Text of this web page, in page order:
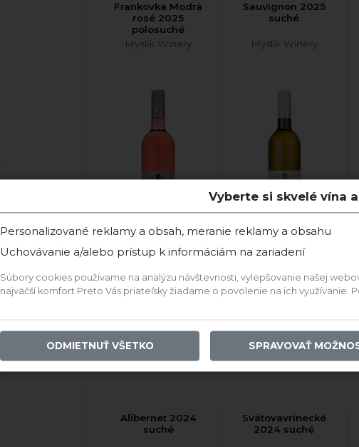
Frankovka Modrá
rosé 2025
polosuché
Myslík Winery
2025 Frankovka
Modrá
Sauvignon 2025
suché
Myslík Winery
2025 Sauvignon
Blanc
Alibernet 2024
suché
Svätovavrinecké
2024 suché
Vyberte si skvelé vína
Personalizované reklamy a obsah, meranie reklamy a obsahu
Uchovávanie a/alebo prístup k informáciám na zariadení
Súbory cookies používame na analýzu návštevnosti, vylepšovanie našej
najväčší komfort Preto Vás priateľsky žiadame o povolenie na ich využívanie.
ODMIETNUŤ VŠETKO SPRAVOVAŤ